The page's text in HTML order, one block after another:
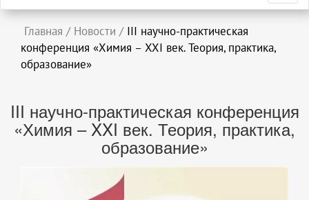
Главная / Новости / III научно-практическая
конференция «Химия – XXI век. Теория, практика,
образование»
III научно-практическая конференция
«Химия – XXI век. Теория, практика,
образование»